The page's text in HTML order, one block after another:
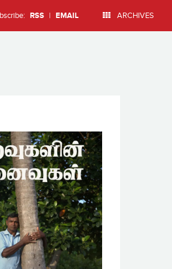
RSS | EMAIL ARCHIVES